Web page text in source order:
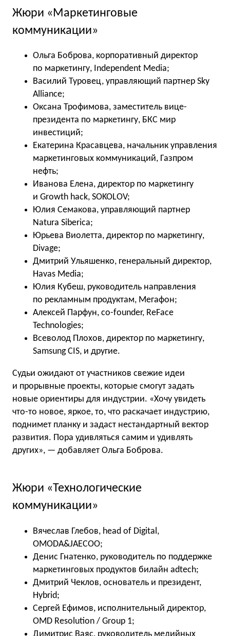
Жюри «Маркетинговые
коммуникации»
Ольга Боброва, корпоративный директор
по маркетингу, Independent Media;
Василий Туровец, управляющий партнер Sky
Alliance;
Оксана Трофимова, заместитель вице-
президента по маркетингу, БКС мир
инвестиций;
Екатерина Красавцева, начальник управления
маркетинговых коммуникаций, Газпром
нефть;
Иванова Елена, директор по маркетингу
и Growth hack, SOKOLOV;
Юлия Семакова, управляющий партнер
Natura Siberica;
Юрьева Виолетта, директор по маркетингу,
Divage;
Дмитрий Ульяшенко, генеральный директор,
Havas Media;
Юлия Кубеш, руководитель направления
по рекламным продуктам, Мегафон;
Алексей Парфун, co-founder, ReFace
Technologies;
Всеволод Плохов, директор по маркетингу,
Samsung CIS, и другие.
Судьи ожидают от участников свежие идеи
и прорывные проекты, которые смогут задать
новые ориентиры для индустрии. «Хочу увидеть
что-то новое, яркое, то, что раскачает индустрию,
поднимет планку и задаст нестандартный вектор
развития. Пора удивляться самим и удивлять
других», — добавляет Ольга Боброва.
Жюри «Технологические
коммуникации»
Вячеслав Глебов, head of Digital,
OMODA&JAECOO;
Денис Гнатенко, руководитель по поддержке
маркетинговых продуктов билайн adtech;
Дмитрий Чеклов, основатель и президент,
Hybrid;
Сергей Ефимов, исполнительный директор,
OMD Resolution / Group 1;
Димитрис Ваяс, руководитель медийных